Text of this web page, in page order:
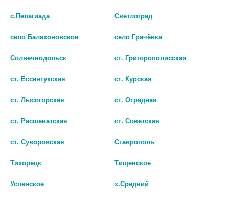
2МЛ №10 АМП. Р-Р Д/ИН.
1 362 руб.
шт
В КОРЗИНУ
38Г./50МЛ. СПРЕЙ 1637
374 руб.
с.Пелагиада Светлоград
село Балахоновское село Грачёвка
Солнечнодольск ст. Григорополисская
ст. Ессентукская ст. Курская
ст. Лысогорская ст. Отрадная
ст. Расшеватская ст. Советская
ст. Суворовская Ставрополь
Тихорецк Тищенское
Успенское х.Средний